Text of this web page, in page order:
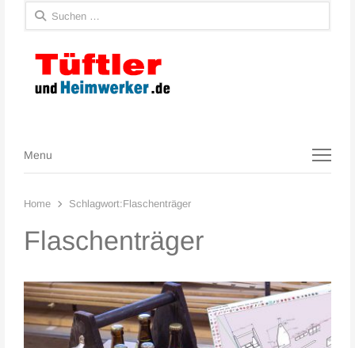
Suchen
nach:
Menu
Menu
Home Schlagwort:Flaschenträger
Flaschenträger